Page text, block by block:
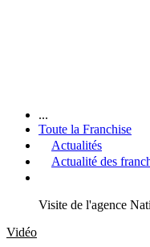
...
Toute la Franchise
Actualités
Actualité des
Visite de l'agence
Vidéo